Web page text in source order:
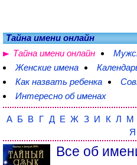
Тайна имени онлайн
Тайна имени онлайн
Женские имена
Как назвать ребенка
Интересно об именах
А Б В Г Д Е Ж З И К Л М
Я
Все об